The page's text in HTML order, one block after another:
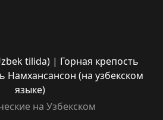
tilida) | Горная крепость
Намхансансон (на узбекском
языке)
на Узбекском